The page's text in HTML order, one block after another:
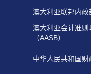
澳大利亚联邦内政
澳大利亚会计准则
（AASB）
中华人民共和国财